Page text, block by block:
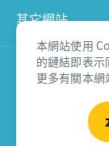
本網站使用
的鏈結即表
更多有關本網
其它網站
產品免責聲明